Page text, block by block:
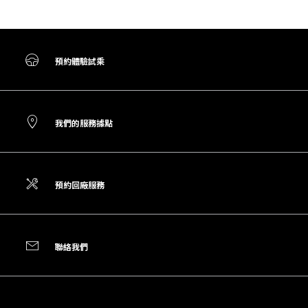
預約體驗試乘
我們的服務據點
預約回廠服務
聯絡我們